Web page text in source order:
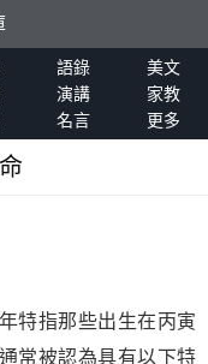
語錄
美文
演講
家教
名言 更多
特指那些出生在丙寅
常被認為具有以下特